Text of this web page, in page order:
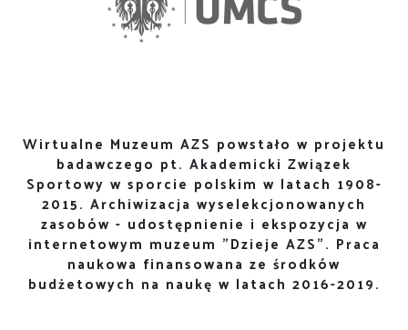
Wirtualne Muzeum AZS powstało w projektu
badawczego pt. Akademicki Związek
Sportowy w sporcie polskim w latach 1908-
2015. Archiwizacja wyselekcjonowanych
zasobów - udostępnienie i ekspozycja w
internetowym muzeum "Dzieje AZS". Praca
naukowa finansowana ze środków
budżetowych na naukę w latach 2016-2019.